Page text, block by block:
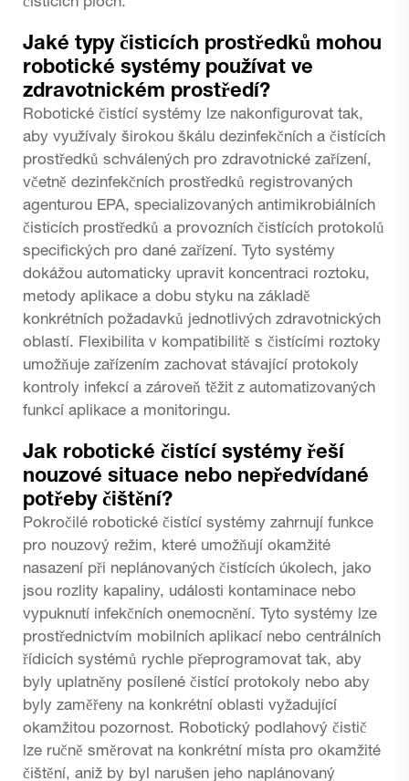
Jaké typy čisticích prostředků mohou
robotické systémy používat ve
zdravotnickém prostředí?
Robotické čistící systémy lze nakonfigurovat tak,
aby využívaly širokou škálu dezinfekčních a čistících
prostředků schválených pro zdravotnické zařízení,
včetně dezinfekčních prostředků registrovaných
agenturou EPA, specializovaných antimikrobiálních
čisticích prostředků a provozních čistících protokolů
specifických pro dané zařízení. Tyto systémy
dokážou automaticky upravit koncentraci roztoku,
metody aplikace a dobu styku na základě
konkrétních požadavků jednotlivých zdravotnických
oblastí. Flexibilita v kompatibilitě s čistícími roztoky
umožňuje zařízením zachovat stávající protokoly
kontroly infekcí a zároveň těžit z automatizovaných
funkcí aplikace a monitoringu.
Jak robotické čistící systémy řeší
nouzové situace nebo nepředvídané
potřeby čištění?
Pokročilé robotické čistící systémy zahrnují funkce
pro nouzový režim, které umožňují okamžité
nasazení při neplánovaných čistících úkolech, jako
jsou rozlity kapaliny, události kontaminace nebo
vypuknutí infekčních onemocnění. Tyto systémy lze
prostřednictvím mobilních aplikací nebo centrálních
řídicích systémů rychle přeprogramovat tak, aby
byly uplatněny posílené čistící protokoly nebo aby
byly zaměřeny na konkrétní oblasti vyžadující
okamžitou pozornost. Robotický podlahový čistič
lze ručně směrovat na konkrétní místa pro okamžité
čištění, aniž by byl narušen jeho naplánovaný